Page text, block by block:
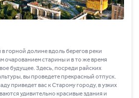
горной долине вдоль берегов реки
очарованием старины и в то же время
будущее. Здесь, посреди райских
вы проведете прекрасный отпуск.
приведет вас к Старому городу, в узких
удивительно красивые здания и